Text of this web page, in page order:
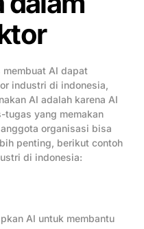
AI dapat
industri di indonesia,
AI adalah karena AI
tugas yang memakan
organisasi bisa
penting, berikut contoh
di indonesia:
AI untuk membantu